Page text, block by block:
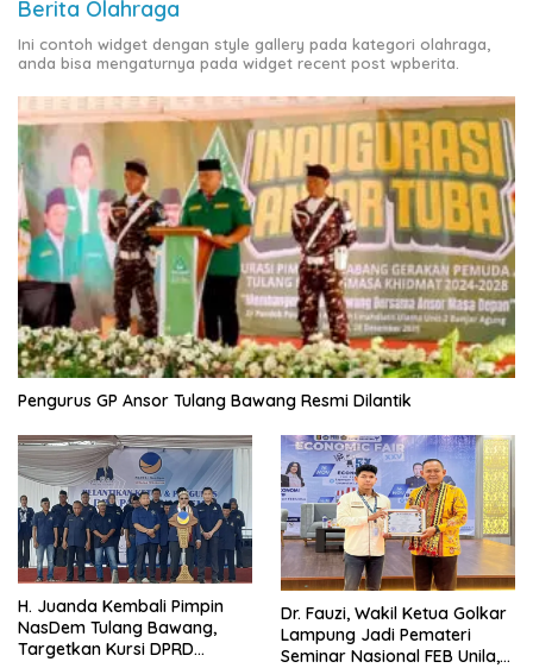
Berita Olahraga
Ini contoh widget dengan style gallery pada kategori olahraga,
anda bisa mengaturnya pada widget recent post wpberita.
Pengurus GP Ansor Tulang Bawang Resmi Dilantik
H. Juanda Kembali Pimpin
NasDem Tulang Bawang,
Targetkan Kursi DPRD
Dr. Fauzi, Wakil Ketua Golkar
Lampung Jadi Pemateri
Seminar Nasional FEB Unila,